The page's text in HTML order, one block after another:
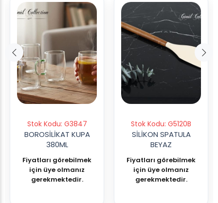
Stok Kodu: G3847
BOROSİLİKAT KUPA
380ML
Fiyatları görebilmek
için üye olmanız
gerekmektedir.
Stok Kodu: G5120B
SİLİKON SPATULA
BEYAZ
Fiyatları görebilmek
için üye olmanız
gerekmektedir.